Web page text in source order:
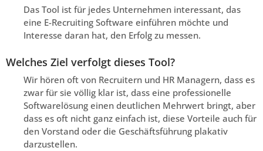
Das Tool ist für jedes Unternehmen interessant, das
eine E-Recruiting Software einführen möchte und
Interesse daran hat, den Erfolg zu messen.
Welches Ziel verfolgt dieses Tool?
Wir hören oft von Recruitern und HR Managern, dass es
zwar für sie völlig klar ist, dass eine professionelle
Softwarelösung einen deutlichen Mehrwert bringt, aber
dass es oft nicht ganz einfach ist, diese Vorteile auch für
den Vorstand oder die Geschäftsführung plakativ
darzustellen.